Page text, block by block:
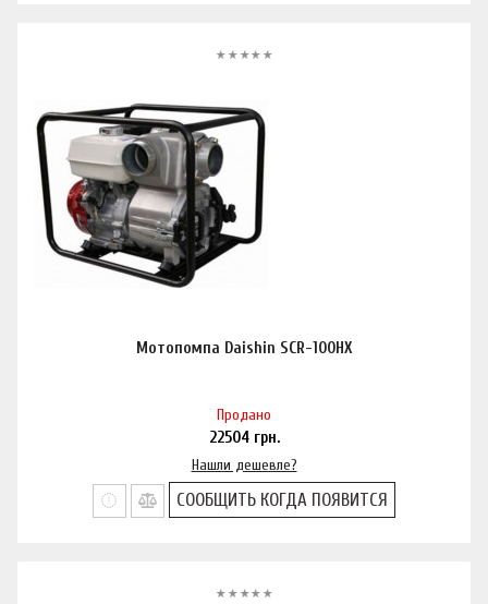
Мотопомпа Daishin SCR-100HX
Продано
22504грн.
Нашли дешевле?
СООБЩИТЬ КОГДА ПОЯВИТСЯ